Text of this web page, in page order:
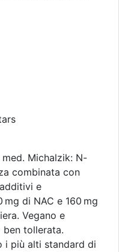
Michalzik: N-
combinata con
e
di NAC e 160 mg
Vegano e
ben tollerata.
i più alti standard di